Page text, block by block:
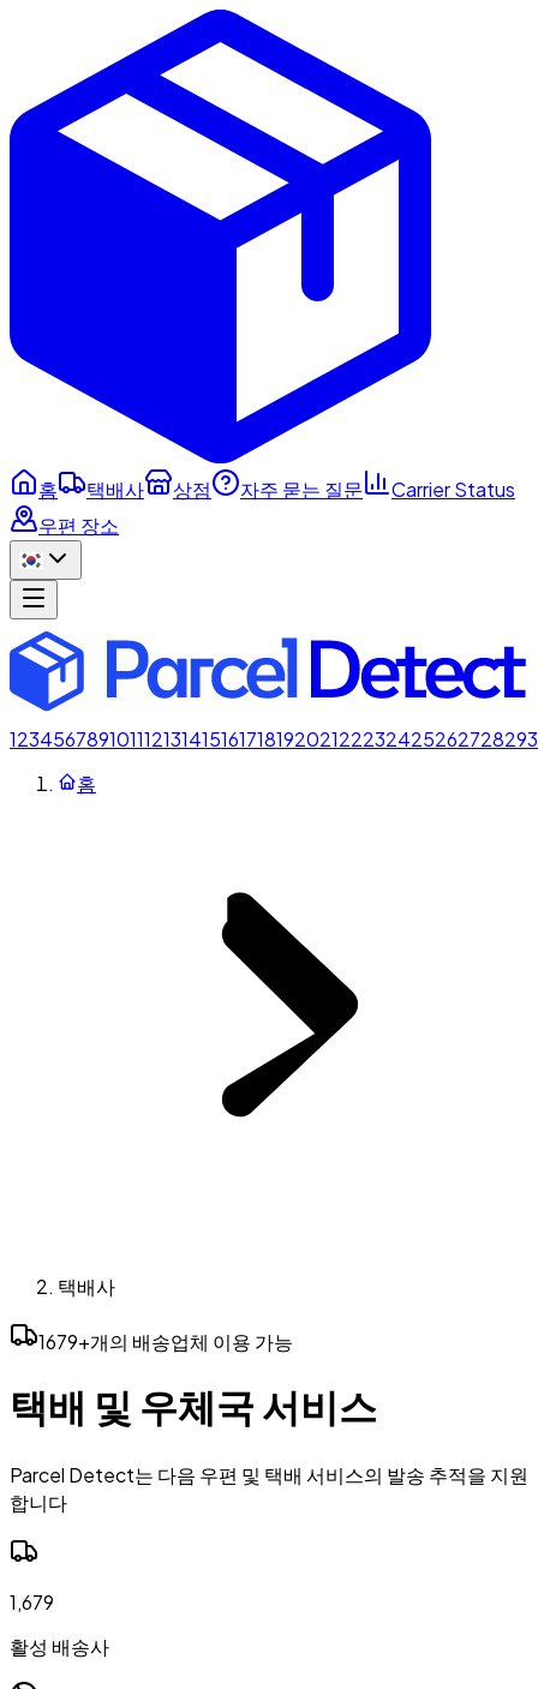
홈 택배사 상점 자주 묻는 질문
Carrier Status
우편 장소
1234567891011121314151617181920212223242526272829
홈
택배사
1679+개의 배송업체 이용 가능
택배 및 우체국 서비스
Parcel Detect는 다음 우편 및 택배 서비스의 발송 추적을 지원
합니다
1,679
활성 배송사